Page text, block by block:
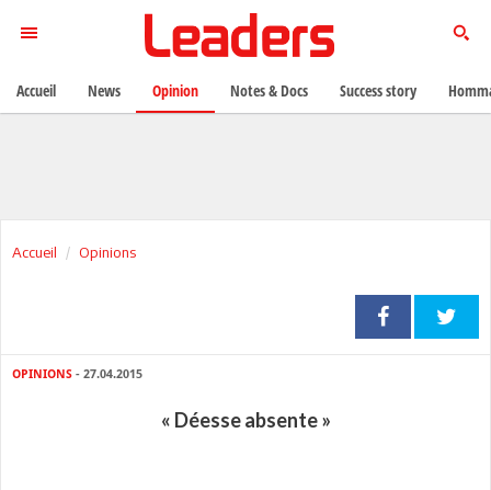
Accueil Opinions
OPINIONS - 27.04.2015
« Déesse absente »
Accueil News Opinion Notes & Docs Success story